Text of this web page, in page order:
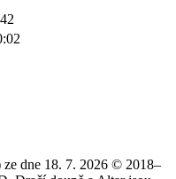
ze dne 18. 7. 2026 © 2018–